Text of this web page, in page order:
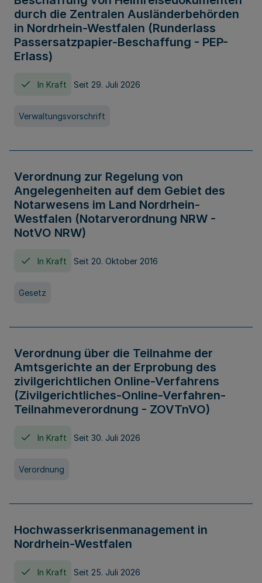
durch die Zentralen Ausländerbehörden
in Nordrhein-Westfalen (Runderlass
Passersatzpapier-Beschaffung - PEP-
Erlass)
In Kraft Seit 29. Juli 2026
Verwaltungsvorschrift
Verordnung zur Regelung von
Angelegenheiten auf dem Gebiet des
Notarwesens im Land Nordrhein-
Westfalen (Notarverordnung NRW -
NotVO NRW)
In Kraft Seit 20. Oktober 2016
Gesetz
Verordnung über die Teilnahme der
Amtsgerichte an der Erprobung des
zivilgerichtlichen Online-Verfahrens
(Zivilgerichtliches-Online-Verfahren-
Teilnahmeverordnung - ZOVTnVO)
In Kraft Seit 30. Juli 2026
Verordnung
Hochwasserkrisenmanagement in
Nordrhein-Westfalen
In Kraft Seit 25. Juli 2026